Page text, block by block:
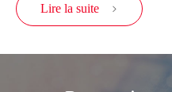
Lire la suite 